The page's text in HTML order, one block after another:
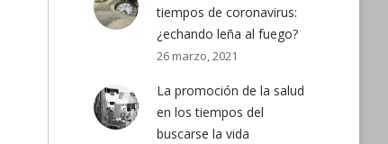
tiempos de coronavirus:
¿echando leña al fuego?
26 marzo, 2021
La promoción de la salud
en los tiempos del
buscarse la vida